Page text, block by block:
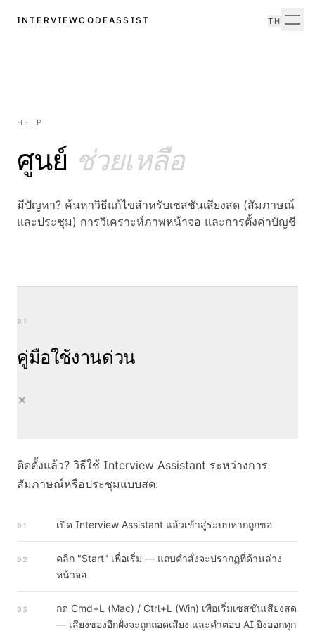
INTERVIEWCODEASSIST TH
HELP
ศูนย์ ช่วยเหลือ
มีปัญหา? ค้นหาวิธีแก้ไขสำหรับเซสชันเสียงสด (สัมภาษณ์
และประชุม) การวิเคราะห์ภาพหน้าจอ และการตั้งค่าบัญชี
01
คู่มือใช้งานด่วน
+
ติดตั้งแล้ว? วิธีใช้ Interview Assistant ระหว่างการ
สัมภาษณ์หรือประชุมแบบสด:
01 เปิด Interview Assistant แล้วเข้าสู่ระบบหากถูกขอ
02
คลิก "Start" เพื่อเริ่ม — แถบคำสั่งจะปรากฏที่ด้านล่าง
หน้าจอ
03
กด Cmd+L (Mac) / Ctrl+L (Win) เพื่อเริ่มเซสชันเสียงสด
— เสียงของอีกฝั่งจะถูกถอดเสียง และคำตอบ AI ยิงออกทุก